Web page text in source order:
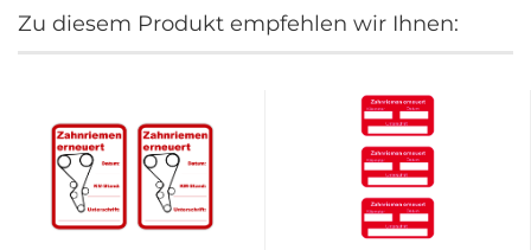
Zu diesem Produkt empfehlen wir Ihnen: